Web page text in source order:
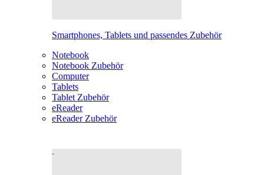
Smartphones, Tablets und passendes Zubehör
Notebook
Notebook Zubehör
Computer
Tablets
Tablet Zubehör
eReader
eReader Zubehör